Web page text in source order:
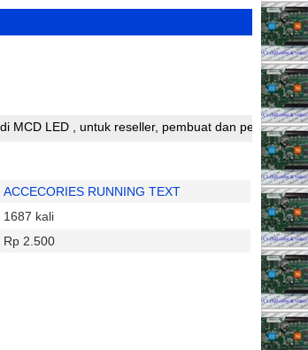
LED , untuk reseller, pembuat dan perakit running
ACCECORIES RUNNING TEXT
1687 kali
Rp 2.500